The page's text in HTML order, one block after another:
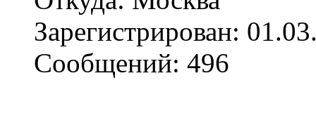
Зарегистрирован:
Сообщений: 496